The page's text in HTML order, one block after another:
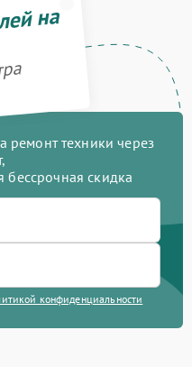
на
техники через
бессрочная скидка
конфиденциальности